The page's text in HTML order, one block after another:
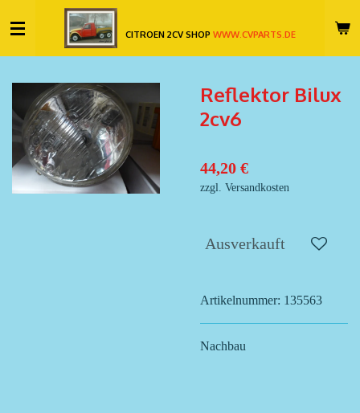
Hauptinhalt
springen
CITROEN 2CV SHOPWWW.CVPARTS.DE
Reflektor Bilux
2cv6
44,20 €
zzgl. Versandkosten
Ausverkauft
Artikelnummer: 135563
Nachbau